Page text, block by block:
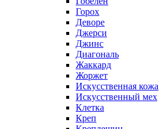
Горох
Деворе
Джерси
Джинс
Диагональ
Жаккард
Жоржет
Искусственная кожа
Искусственный мех
Клетка
Креп